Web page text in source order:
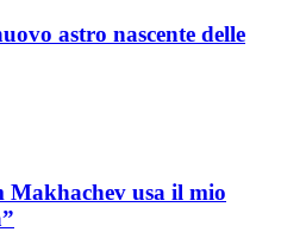
astro nascente delle
usa il mio